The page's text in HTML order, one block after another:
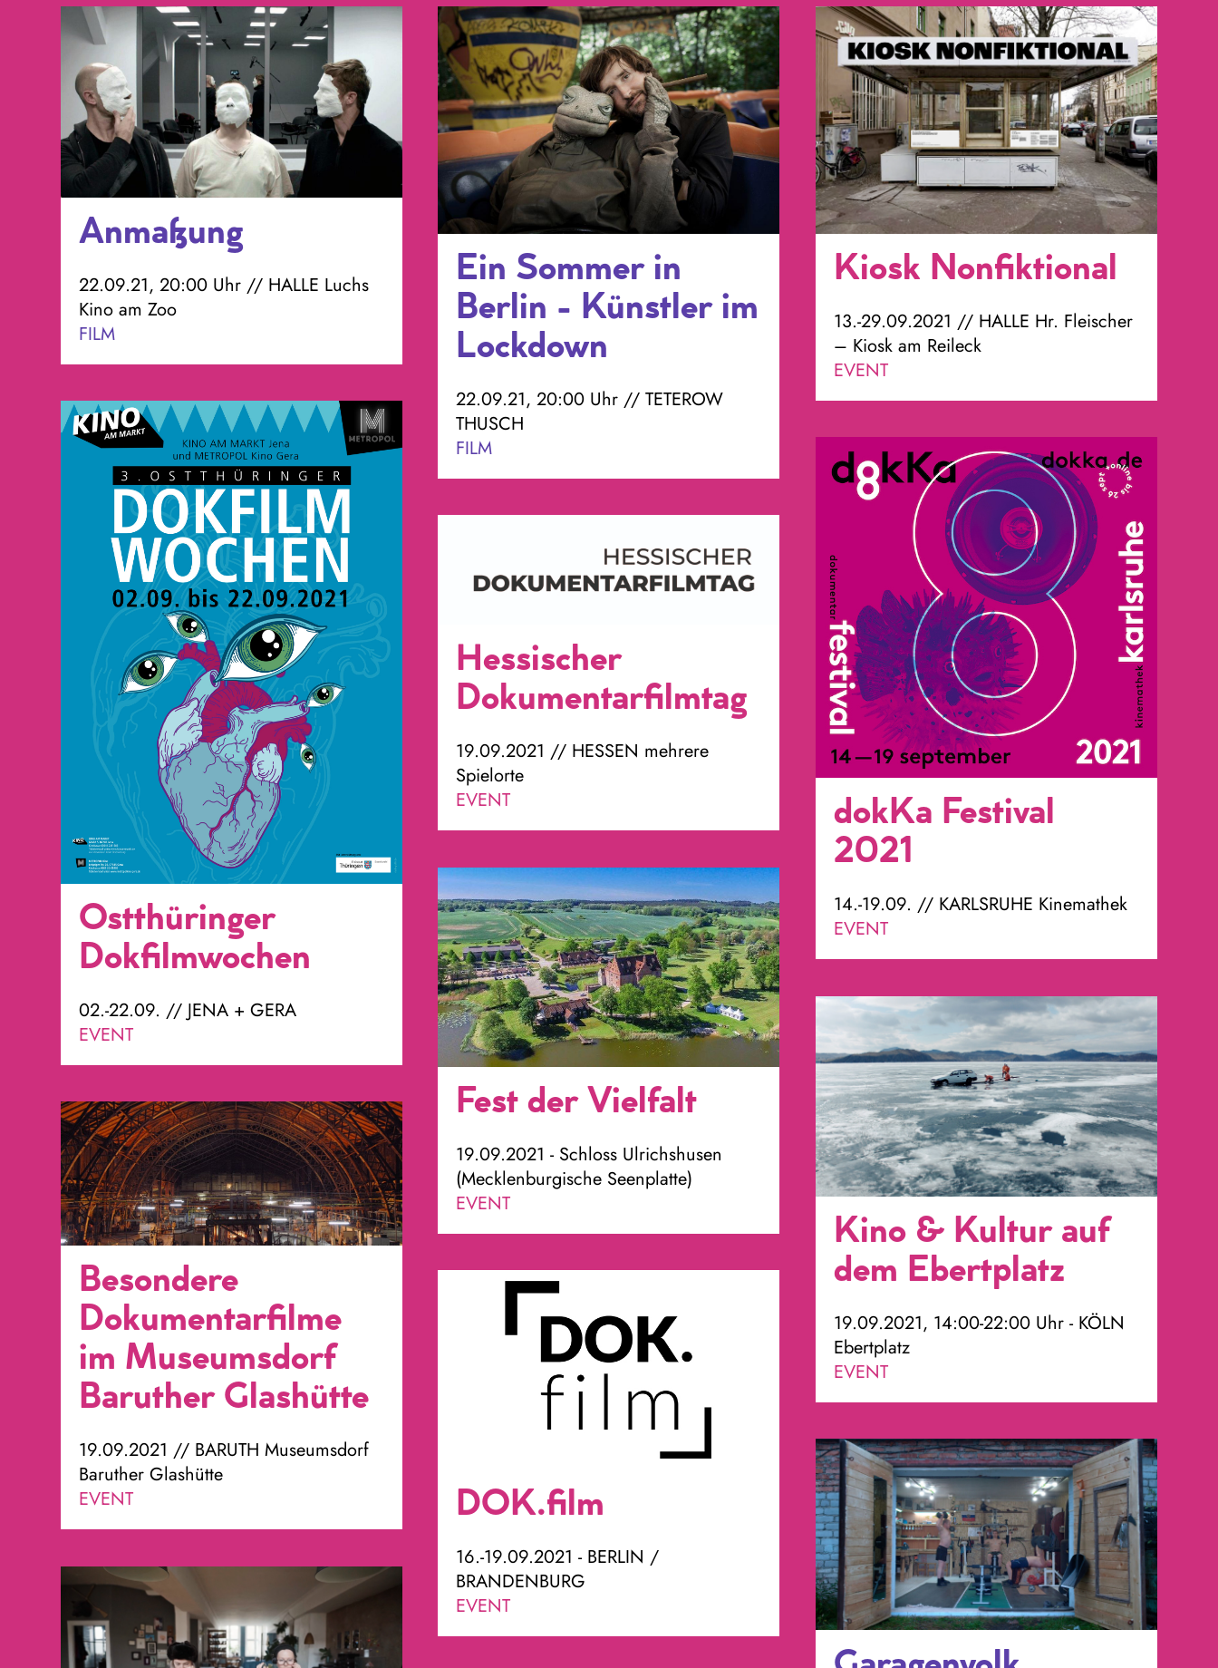
Anmaßung
22.09.21, 20:00 Uhr // HALLE Luchs
Kino am Zoo
FILM
Ein Sommer in
Berlin - Künstler im
Lockdown
22.09.21, 20:00 Uhr // TETEROW
THUSCH
FILM
Kiosk Nonfiktional
13.-29.09.2021 // HALLE Hr. Fleischer
– Kiosk am Reileck
EVENT
Ostthüringer
Dokfilmwochen
02.-22.09. // JENA + GERA
EVENT
Hessischer
Dokumentarfilmtag
19.09.2021 // HESSEN mehrere
Spielorte
EVENT
dokKa Festival
2021
14.-19.09. // KARLSRUHE Kinemathek
EVENT
Besondere
Dokumentarfilme
im Museumsdorf
Baruther Glashütte
19.09.2021 // BARUTH Museumsdorf
Baruther Glashütte
EVENT
Fest der Vielfalt
19.09.2021 - Schloss Ulrichshusen
(Mecklenburgische Seenplatte)
EVENT
Kino & Kultur auf
dem Ebertplatz
19.09.2021, 14:00-22:00 Uhr - KÖLN
Ebertplatz
EVENT
DOK.film
16.-19.09.2021 - BERLIN /
BRANDENBURG
EVENT